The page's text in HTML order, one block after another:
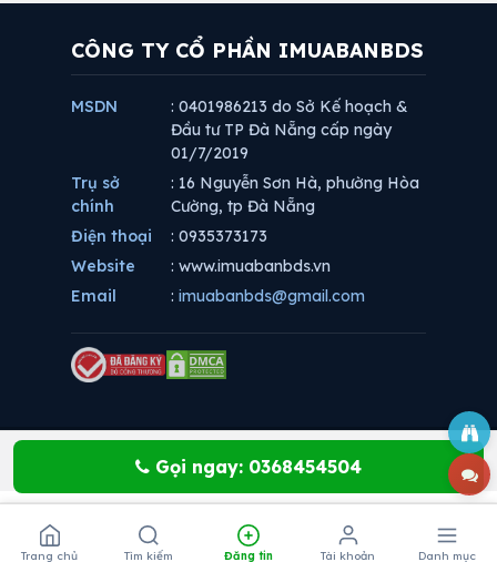
Gọi ngay: 0368454504
CÔNG TY CỔ PHẦN IMUABANBDS
MSDN
: 0401986213 do Sở Kế hoạch &
Đầu tư TP Đà Nẵng cấp ngày
01/7/2019
Trụ sở
chính
: 16 Nguyễn Sơn Hà, phường Hòa
Cường, tp Đà Nẵng
Điện thoại
: 0935373173
Website
: www.imuabanbds.vn
Email
: imuabanbds@gmail.com
Trang chủ Tìm kiếm Đăng tin Tài khoản Danh mục